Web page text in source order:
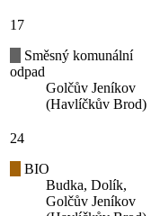
17
Směsný komunální
odpad
Golčův Jeníkov
(Havlíčkův Brod)
24
BIO
Budka, Dolík,
Golčův Jeníkov